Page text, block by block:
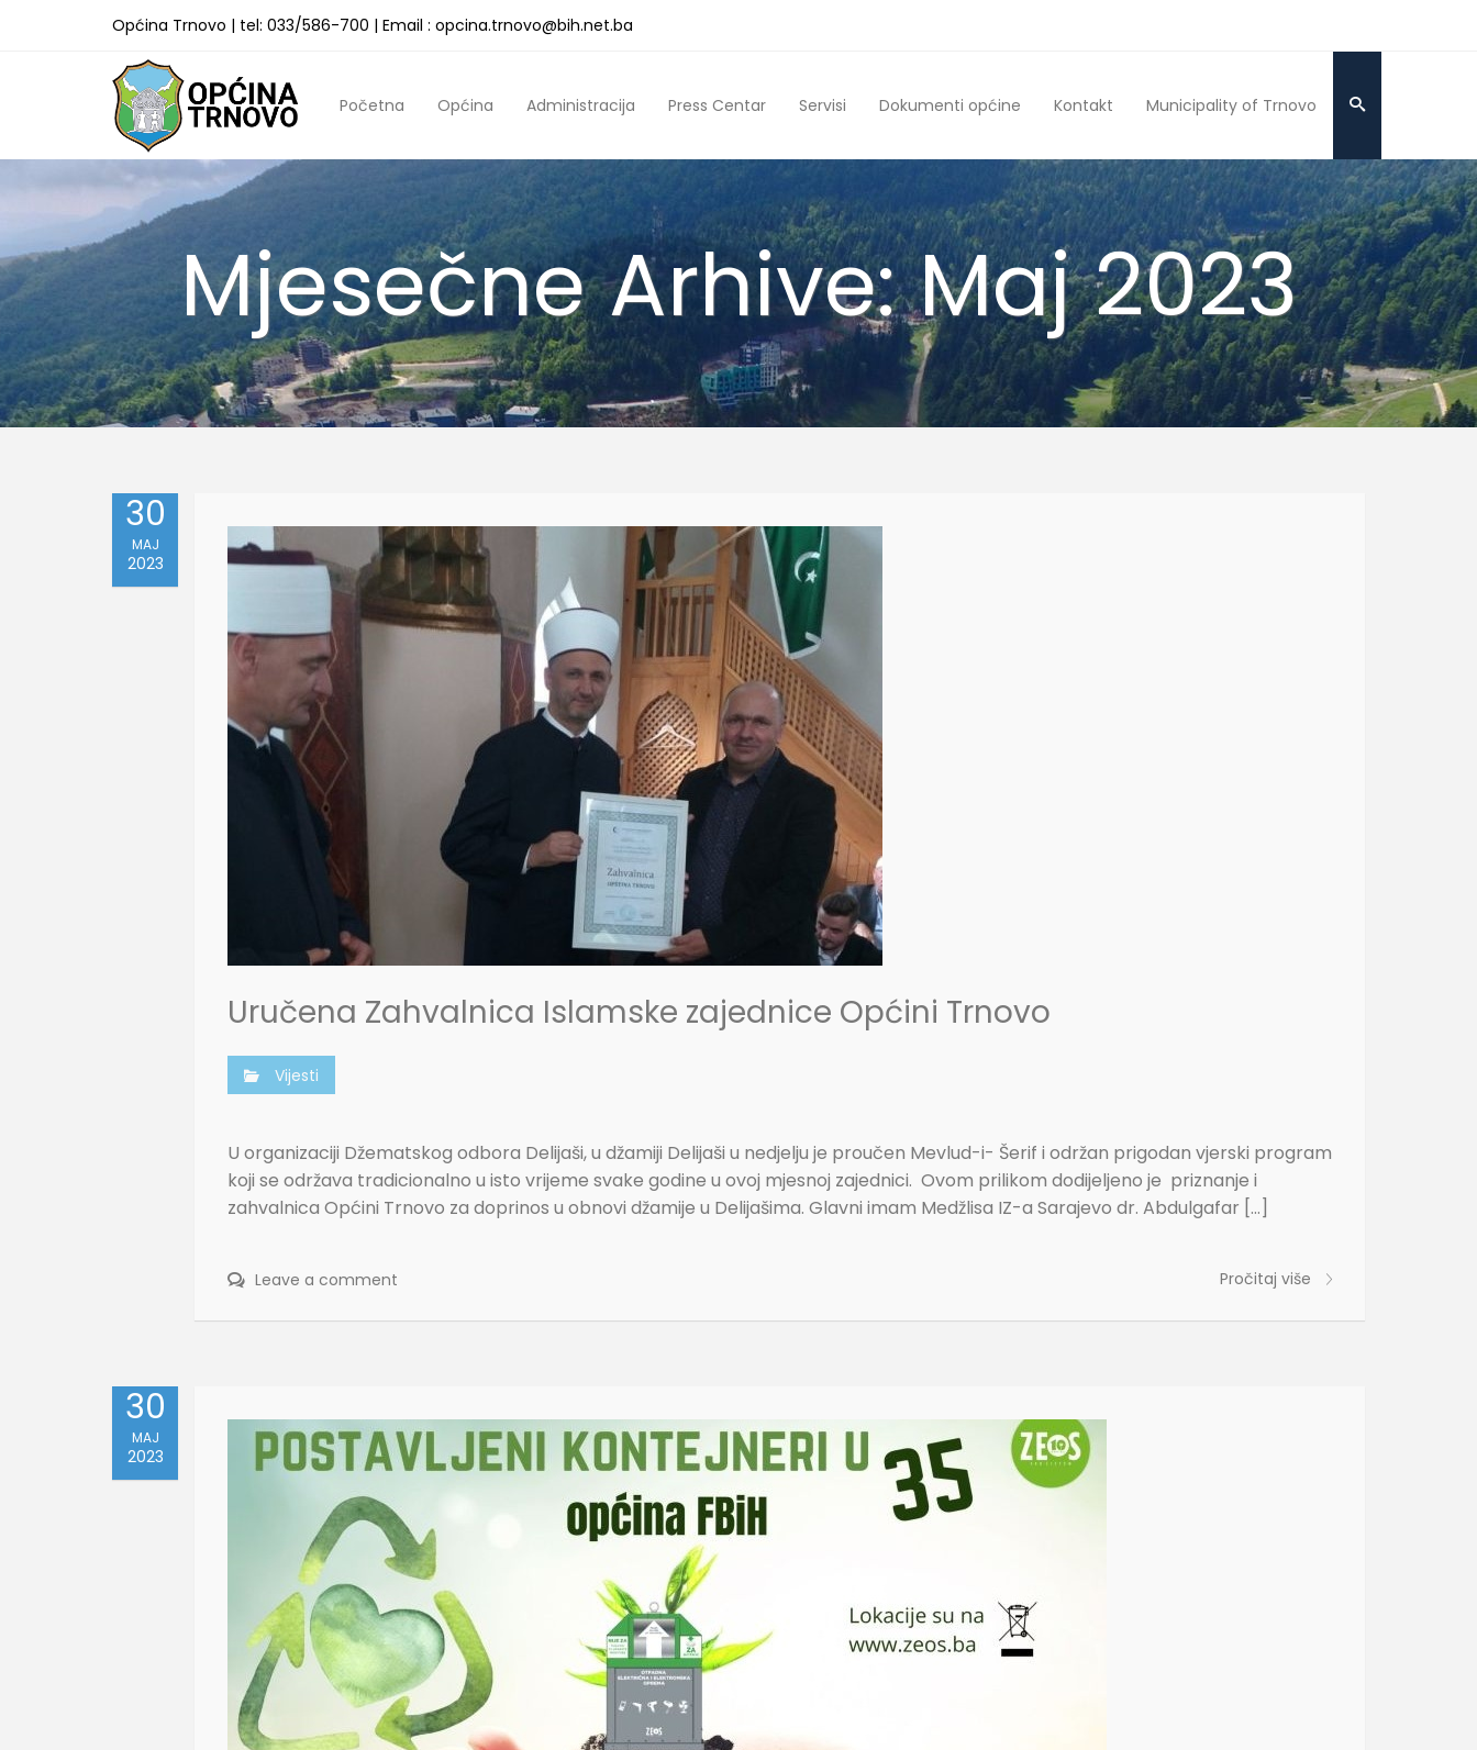
Općina Trnovo | tel: 033/586-700 | Email : opcina.trnovo@bih.net.ba
Početna Općina Administracija Press Centar Servisi Dokumenti općine Kontakt Municipality of Trnovo
Mjesečne Arhive: Maj 2023
30
MAJ
2023
Uručena Zahvalnica Islamske zajednice Općini Trnovo
Vijesti
U organizaciji Džematskog odbora Delijaši, u džamiji Delijaši u nedjelju je proučen Mevlud-i- Šerif i održan prigodan vjerski program
koji se održava tradicionalno u isto vrijeme svake godine u ovoj mjesnoj zajednici. Ovom prilikom dodijeljeno je priznanje i
zahvalnica Općini Trnovo za doprinos u obnovi džamije u Delijašima. Glavni imam Medžlisa IZ-a Sarajevo dr. Abdulgafar […]
Leave a comment Pročitaj više
30
MAJ
2023